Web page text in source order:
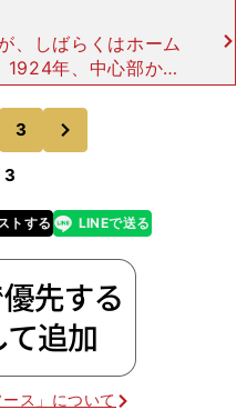
、しばらくはホーム
1924年、中心部から
ン地区に、「エスタ
設した。だがこのス
は
3
3
トする
line LINEで送る
ス」について